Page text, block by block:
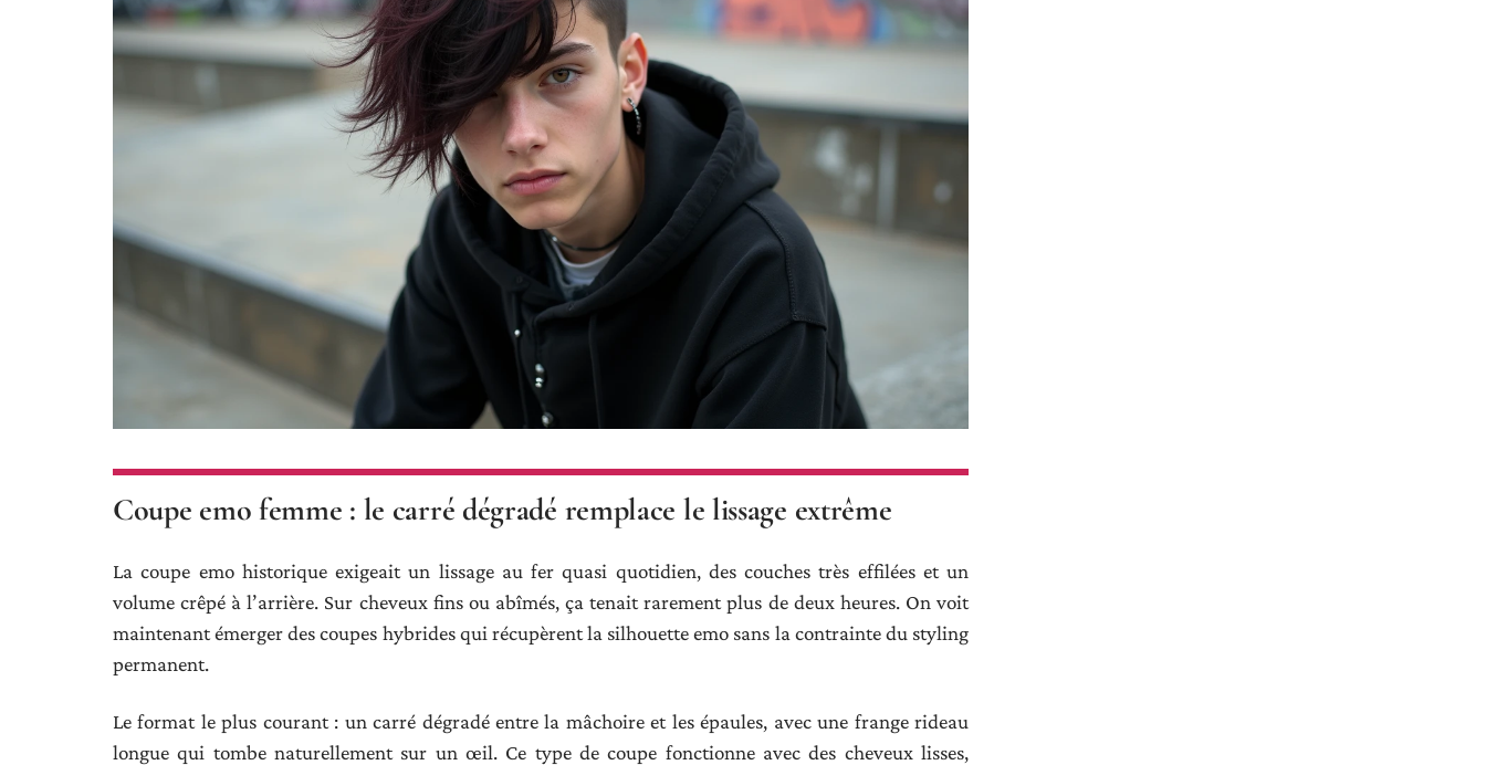
Coupe emo femme : le carré dégradé remplace le lissage extrême
La coupe emo historique exigeait un lissage au fer quasi quotidien, des couches très effilées et un
volume crêpé à l’arrière. Sur cheveux fins ou abîmés, ça tenait rarement plus de deux heures. On voit
maintenant émerger des coupes hybrides qui récupèrent la silhouette emo sans la contrainte du styling
permanent.
Le format le plus courant : un carré dégradé entre la mâchoire et les épaules, avec une frange rideau
longue qui tombe naturellement sur un œil. Ce type de coupe fonctionne avec des cheveux lisses,